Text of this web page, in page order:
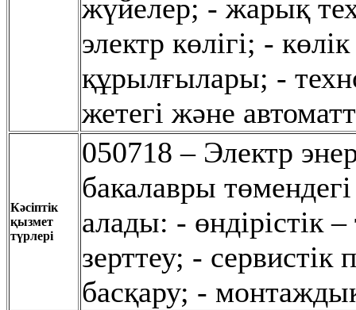
жүйелер; - жарық
электр көлігі; -
құрылғылары; -
жетегі жəне
Кәсіптік
қызмет
түрлері
050718 – Электр
бакалавры
алады: - өндірістік
зерттеу; -
басқару; -